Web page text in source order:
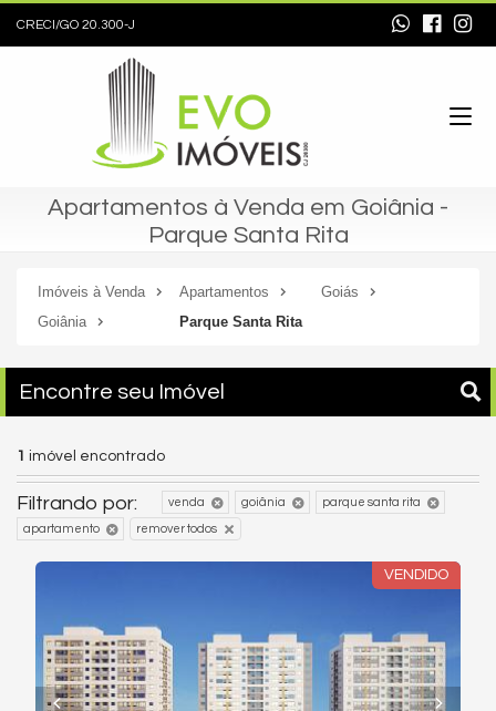
CRECI/GO 20.300-J
Apartamentos à Venda em Goiânia -
Parque Santa Rita
Imóveis à Venda Apartamentos
Goiás
Goiânia
Parque Santa Rita
Encontre seu Imóvel
1 imóvel encontrado
Filtrando por: venda goiânia parque santa rita
apartamento remover todos
VENDIDO